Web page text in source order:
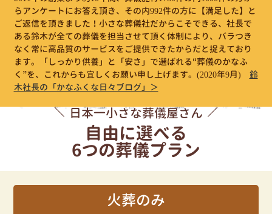
らアンケートにお答え頂き、その内992件の方に【満足した】と
ご返信を頂きました！小さな葬儀社だからこそできる、社長で
ある鈴木が全ての葬儀を担当させて頂く体制により、バラつき
なく常に高品質のサービスをご提供できたからだと捉えており
ます。「しっかり供養」と「安さ」で選ばれる“葬儀のかなふ
く”を、これからも宜しくお願い申し上げます。 (2020年9月)
鈴
木社長の「かなふくな日々ブログ」＞
日本一小さな葬儀屋さん
自由に選べる
6つの葬儀プラン
火葬のみ